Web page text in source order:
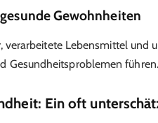
Gewohnheiten
verarbeitete Lebensmittel und
Gesundheitsproblemen führen.
Ein oft